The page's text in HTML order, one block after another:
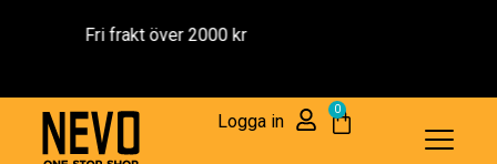
Reservdelar – 1 års Garanti
Logga in
0